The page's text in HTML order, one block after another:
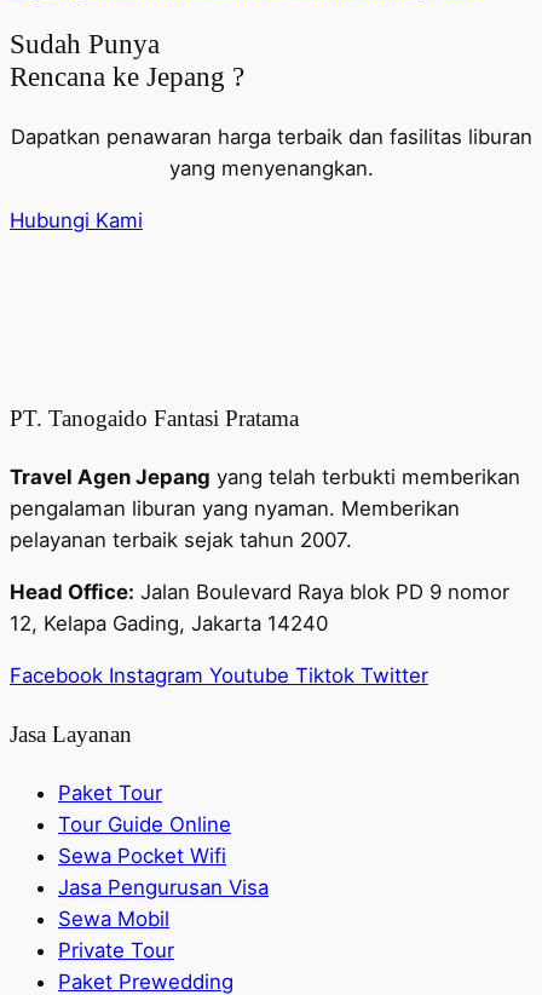
Sudah Punya
Rencana ke Jepang ?
Dapatkan penawaran harga terbaik dan fasilitas liburan
yang menyenangkan.
Hubungi Kami
PT. Tanogaido Fantasi Pratama
Travel Agen Jepang yang telah terbukti memberikan
pengalaman liburan yang nyaman. Memberikan
pelayanan terbaik sejak tahun 2007.
Head Office: Jalan Boulevard Raya blok PD 9 nomor
12, Kelapa Gading, Jakarta 14240
Facebook Instagram Youtube Tiktok Twitter
Jasa Layanan
Paket Tour
Tour Guide Online
Sewa Pocket Wifi
Jasa Pengurusan Visa
Sewa Mobil
Private Tour
Paket Prewedding